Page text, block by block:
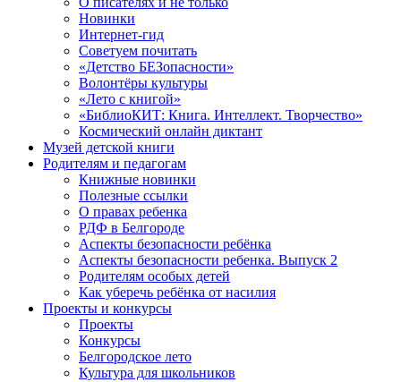
Новинки
Интернет-гид
Советуем почитать
«Детство БЕЗопасности»
Волонтёры культуры
«Лето с книгой»
«БиблиоКИТ: Книга. Интеллект. Творчество»
Космический онлайн диктант
Музей детской книги
Родителям и педагогам
Книжные новинки
Полезные ссылки
О правах ребенка
РДФ в Белгороде
Аспекты безопасности ребёнка
Аспекты безопасности ребенка. Выпуск 2
Родителям особых детей
Как уберечь ребёнка от насилия
Проекты и конкурсы
Проекты
Конкурсы
Белгородское лето
Культура для школьников